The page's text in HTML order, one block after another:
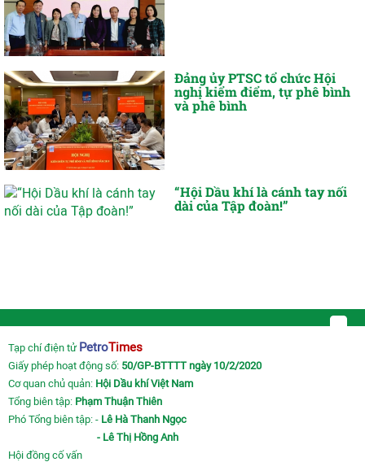
Đảng ủy PTSC tổ chức Hội
nghị kiểm điểm, tự phê bình
và phê bình
“Hội Dầu khí là cánh tay nối
dài của Tập đoàn!”
Tạp chí điện tử PetroTimes
Giấy phép hoạt động số: 50/GP-BTTTT ngày 10/2/2020
Cơ quan chủ quản: Hội Dầu khí Việt Nam
Tổng biên tập: Phạm Thuận Thiên
Phó Tổng biên tập: - Lê Hà Thanh Ngọc
- Lê Thị Hồng Anh
Hội đồng cố vấn